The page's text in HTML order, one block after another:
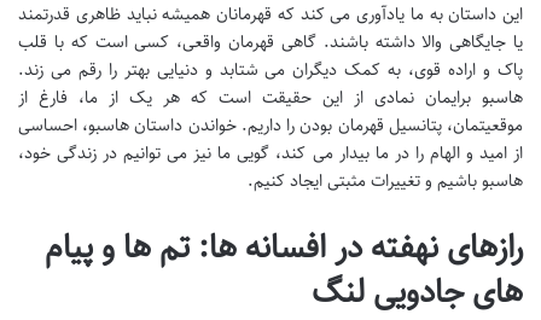
این داستان به ما یادآوری می کند که قهرمانان همیشه نباید ظاهری قدرتمند
یا جایگاهی والا داشته باشند. گاهی قهرمان واقعی، کسی است که با قلب
پاک و اراده قوی، به کمک دیگران می شتابد و دنیایی بهتر را رقم می زند.
هاسبو برایمان نمادی از این حقیقت است که هر یک از ما، فارغ از
موقعیتمان، پتانسیل قهرمان بودن را داریم. خواندن داستان هاسبو، احساسی
از امید و الهام را در ما بیدار می کند، گویی ما نیز می توانیم در زندگی خود،
هاسبو باشیم و تغییرات مثبتی ایجاد کنیم.
رازهای نهفته در افسانه ها: تم ها و پیام
های جادویی لنگ